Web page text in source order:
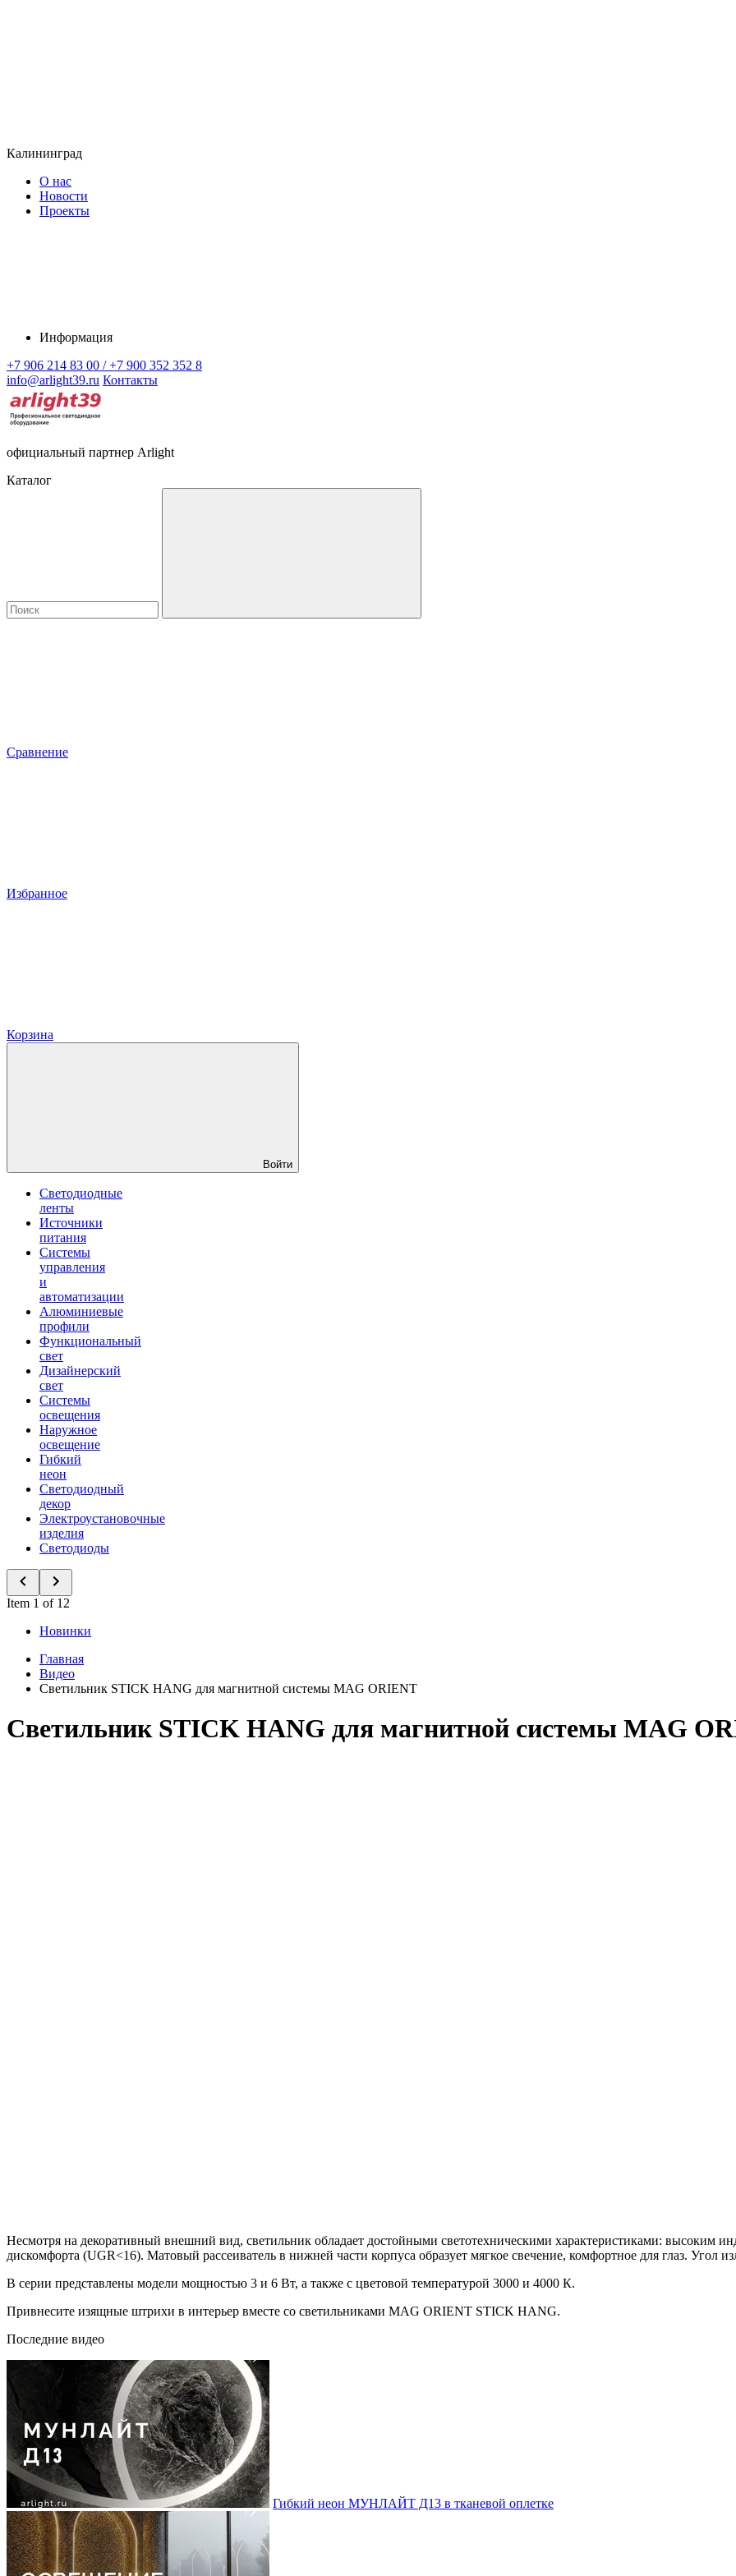
Калининград
О нас
Новости
Проекты
Информация
+7 906 214 83 00 / +7 900 352 352 8
info@arlight39.ru Контакты
официальный партнер Arlight
Каталог
Сравнение
Избранное
Корзина
Войти
Светодиодные
ленты
Источники
питания
Системы
управления
и
автоматизации
Алюминиевые
профили
Функциональный
свет
Дизайнерский
свет
Системы
освещения
Наружное
освещение
Гибкий
неон
Светодиодный
декор
Электроустановочные
изделия
Светодиоды
Item 1 of 12
Новинки
Главная
Видео
Светильник STICK HANG для магнитной системы MAG ORIENT
Светильник STICK HANG для магнитной системы MAG
Несмотря на декоративный внешний вид, светильник обладает достойными светотехническими характеристиками: высоким
дискомфорта (UGR<16). Матовый рассеиватель в нижней части корпуса образует мягкое свечение, комфортное для глаз. Угол
В серии представлены модели мощностью 3 и 6 Вт, а также с цветовой температурой 3000 и 4000 К.
Привнесите изящные штрихи в интерьер вместе со светильниками MAG ORIENT STICK HANG.
Последние видео
Гибкий неон МУНЛАЙТ Д13 в тканевой оплетке